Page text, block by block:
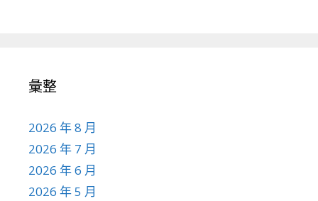
彙整
2026 年 8 月
2026 年 7 月
2026 年 6 月
2026 年 5 月